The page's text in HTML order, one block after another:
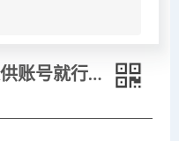
AI黑科技快手带货，提供账号就行，独家AB技术，单日200-500+